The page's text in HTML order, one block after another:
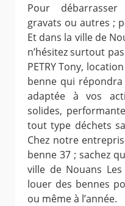
Pour
gravats ou autres ;
Et dans la ville de
n’hésitez surtout
PETRY Tony,
benne qui
adaptée à vos
solides,
tout type déchets
Chez notre
benne 37 ; sachez
ville de Nouans
louer des bennes
ou même à l’année.